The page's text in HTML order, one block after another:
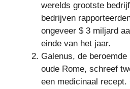
werelds grootste
bedrijven
ongeveer $ 3 miljard
einde van het jaar.
Galenus, de
oude Rome, schreef
een medicinaal recept.